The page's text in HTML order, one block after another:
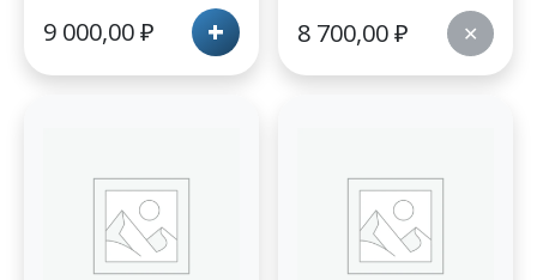
9 000,00₽ + 8 700,00₽ ✕